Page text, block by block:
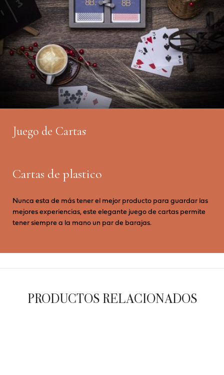
Juego de Cartas
Cartas de plastico
Nunca esta de más tener el mejor producto para guardar las
mejores experiencias, este elegante juego de cartas permite
tener siempre a la mano un par de barajas.
PRODUCTOS RELACIONADOS